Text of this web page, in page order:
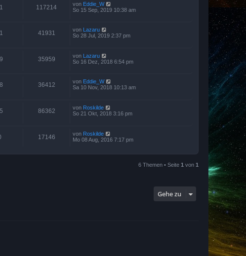
117214 von Eddie_W
So 15 Sep, 2019 10:38 am
41931 von Lazaru
So 28 Jul, 2019 2:37 pm
35959 von Lazaru
So 16 Dez, 2018 6:54 pm
36412 von Eddie_W
Sa 10 Nov, 2018 10:13 am
86362 von Roskilde
So 21 Okt, 2018 3:16 pm
17146 von Roskilde
Mo 08 Aug, 2016 7:17 pm
6 Themen • Seite 1 von 1
Gehe zu